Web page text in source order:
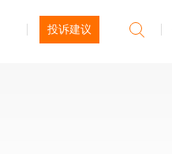
投诉建议